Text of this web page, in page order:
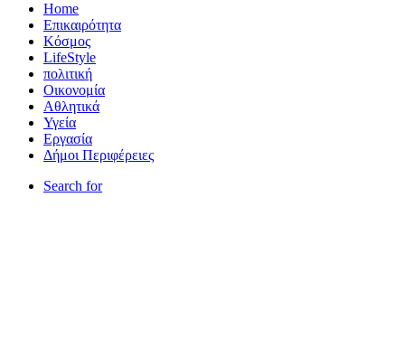
Home
Επικαιρότητα
Κόσμος
LifeStyle
πολιτική
Οικονομία
Αθλητικά
Υγεία
Εργασία
Δήμοι Περιφέρειες
Search for